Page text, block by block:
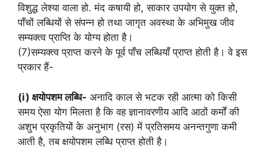
विशुद्ध लेश्या वाला हो. मंद कषायी हो, साकार उपयोग से युक्त हो,
पाँचों लब्धियों से संपन्न हो तथा जागृत अवस्था के अभिमुख जीव
सम्यक्त्व प्राप्ति के योग्य होता है।
(7)सम्यक्त्व प्राप्त करने के पूर्व पाँच लब्धियाँ प्राप्त होती है। वे इस
प्रकार हैं-
(i) क्षयोपशम लब्धि- अनादि काल से भटक रही आत्मा को किसी
समय ऐसा योग मिलता है कि वह ज्ञानावरणीय आदि आठों कर्मों की
अशुभ प्रकृतियों के अनुभाग (रस) में प्रतिसमय अनन्तगुणा कमी
आती है, तब क्षयोपशम लब्धि प्राप्त होती है।